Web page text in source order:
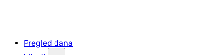
Pregled dana